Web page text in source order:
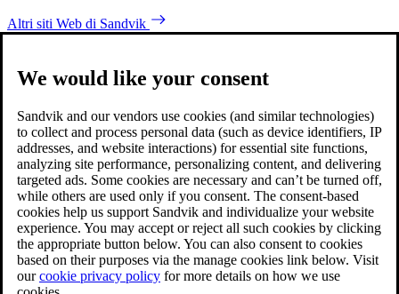
Altri siti Web di Sandvik
We would like your consent
Sandvik and our vendors use cookies (and similar technologies)
to collect and process personal data (such as device identifiers, IP
addresses, and website interactions) for essential site functions,
analyzing site performance, personalizing content, and delivering
targeted ads. Some cookies are necessary and can’t be turned off,
while others are used only if you consent. The consent-based
cookies help us support Sandvik and individualize your website
experience. You may accept or reject all such cookies by clicking
the appropriate button below. You can also consent to cookies
based on their purposes via the manage cookies link below. Visit
ourcookie privacy policy for more details on how we use